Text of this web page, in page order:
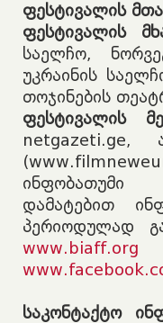
ფესტივალის
ფესტივალის
საელჩო,
უკრაინის
თოჯინების
ფესტივალის
ინფობათუმი
დამატებით
პერიოდულად
www.biaff.org
საკონტაქტო